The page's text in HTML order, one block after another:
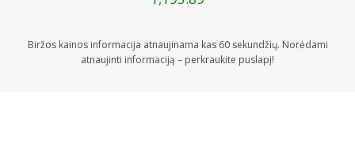
Biržos kainos informacija atnaujinama kas 60 sekundžių. Norėdami
atnaujinti informaciją – perkraukite puslapį!